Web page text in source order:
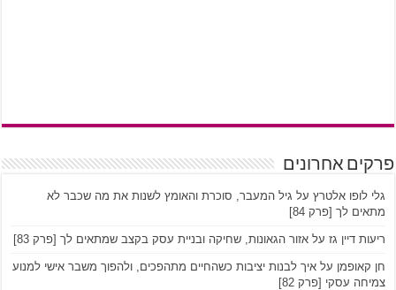
פרקים אחרונים
גלי לופו אלטרץ על גיל המעבר, סוכרת והאומץ לשנות את מה שכבר לא
מתאים לך [פרק 84]
ריעות דיין גז על אזור הגאונות, שחיקה ובניית עסק בקצב שמתאים לך [פרק 83]
חן קאופמן על איך לבנות יציבות כשהחיים מתהפכים, ולהפוך משבר אישי למנוע
צמיחה עסקי [פרק 82]